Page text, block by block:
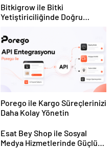
Bitkigrow ile Bitki
Yetiştiriciliğinde Doğru
Porego ile Kargo Süreçlerinizi
Daha Kolay Yönetin
Esat Bey Shop ile Sosyal
Medya Hizmetlerinde Güçlü